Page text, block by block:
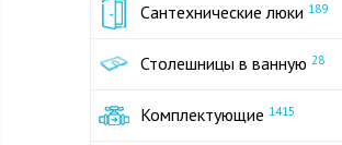
Сантехнические люки 189
Столешницы в ванную 28
Комплектующие 1415